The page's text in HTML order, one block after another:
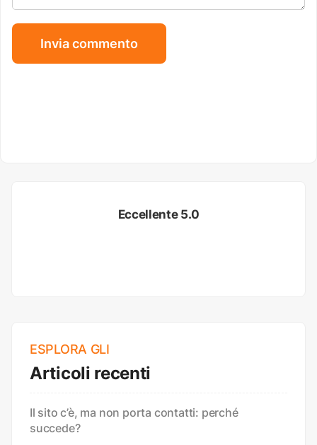
Eccellente 5.0
ESPLORA GLI
Articoli recenti
Il sito c’è, ma non porta contatti: perché
succede?